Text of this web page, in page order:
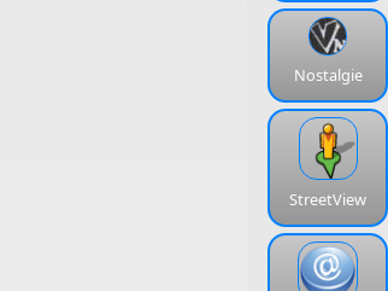
Nostalgie
StreetView